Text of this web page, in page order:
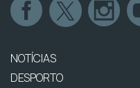
NOTÍCIAS
DESPORTO